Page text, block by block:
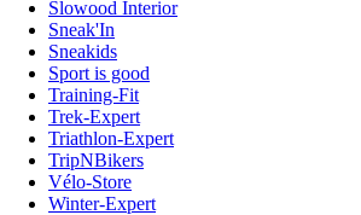
Slowood Interior
Sneak'In
Sneakids
Sport is good
Training-Fit
Trek-Expert
Triathlon-Expert
TripNBikers
Vélo-Store
Winter-Expert